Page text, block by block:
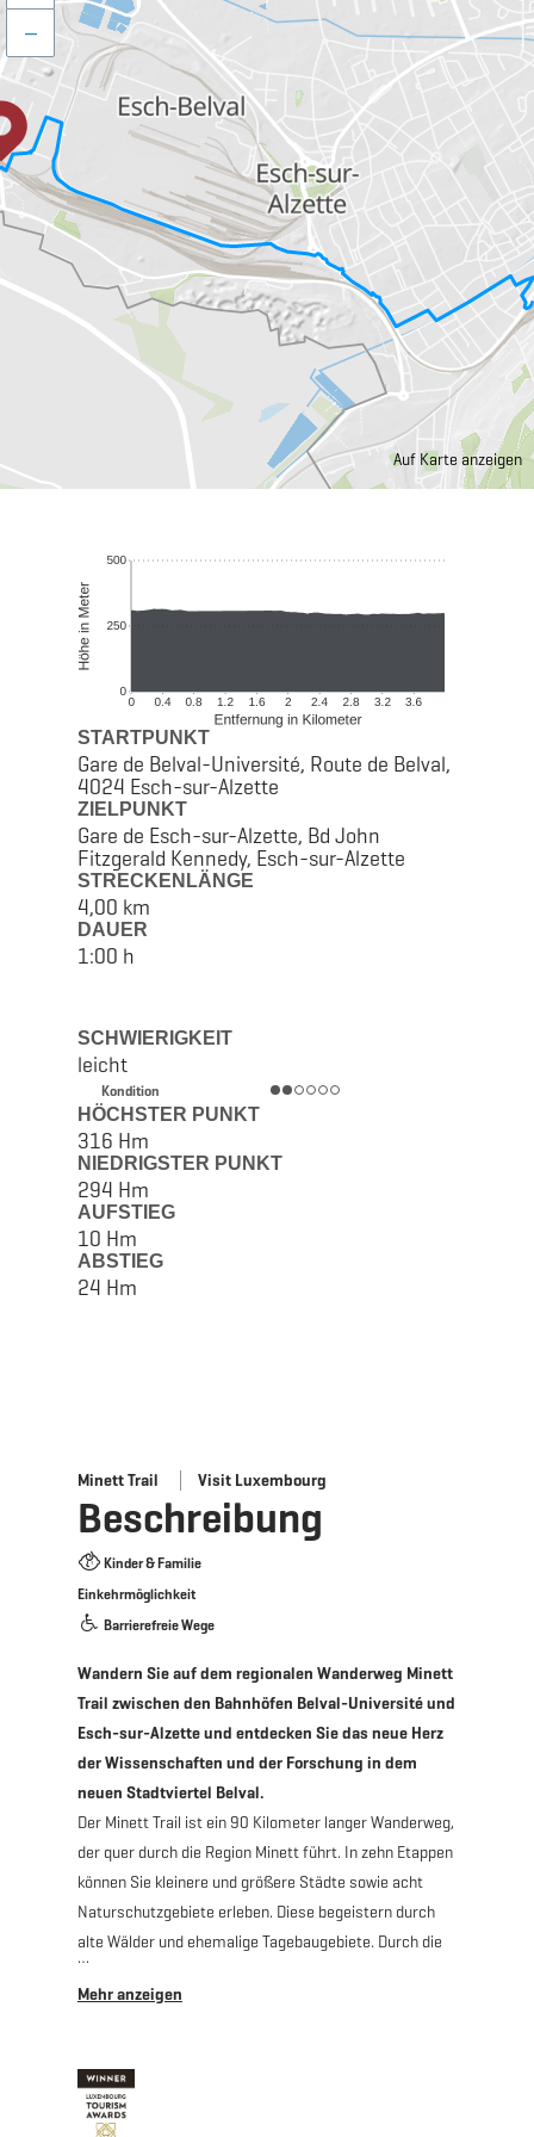
Auf Karte anzeigen
–
STARTPUNKT
Gare de Belval-Université, Route de Belval,
4024 Esch-sur-Alzette
ZIELPUNKT
Gare de Esch-sur-Alzette, Bd John
Fitzgerald Kennedy, Esch-sur-Alzette
STRECKENLÄNGE
4,00 km
DAUER
1:00 h
SCHWIERIGKEIT
leicht
Kondition
HÖCHSTER PUNKT
316 Hm
NIEDRIGSTER PUNKT
294 Hm
AUFSTIEG
10 Hm
ABSTIEG
24 Hm
Minett Trail Visit Luxembourg
Beschreibung
Kinder & Familie
Einkehrmöglichkeit
Barrierefreie Wege
Wandern Sie auf dem regionalen Wanderweg Minett
Trail zwischen den Bahnhöfen Belval-Université und
Esch-sur-Alzette und entdecken Sie das neue Herz
der Wissenschaften und der Forschung in dem
neuen Stadtviertel Belval.
Der Minett Trail ist ein 90 Kilometer langer Wanderweg,
der quer durch die Region Minett führt. In zehn Etappen
können Sie kleinere und größere Städte sowie acht
Naturschutzgebiete erleben. Diese begeistern durch
alte Wälder und ehemalige Tagebaugebiete. Durch die
sind sie einzigartig in Luxemburg.
Rollstuhlgerecht, Sie wandern zwischen dem neuen
Stadtviertel Belval, das sich seit knapp zehn Jahren